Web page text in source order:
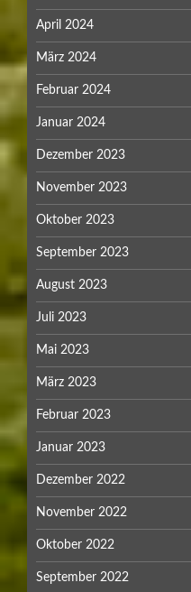
April 2024
März 2024
Februar 2024
Januar 2024
Dezember 2023
November 2023
Oktober 2023
September 2023
August 2023
Juli 2023
Mai 2023
März 2023
Februar 2023
Januar 2023
Dezember 2022
November 2022
Oktober 2022
September 2022